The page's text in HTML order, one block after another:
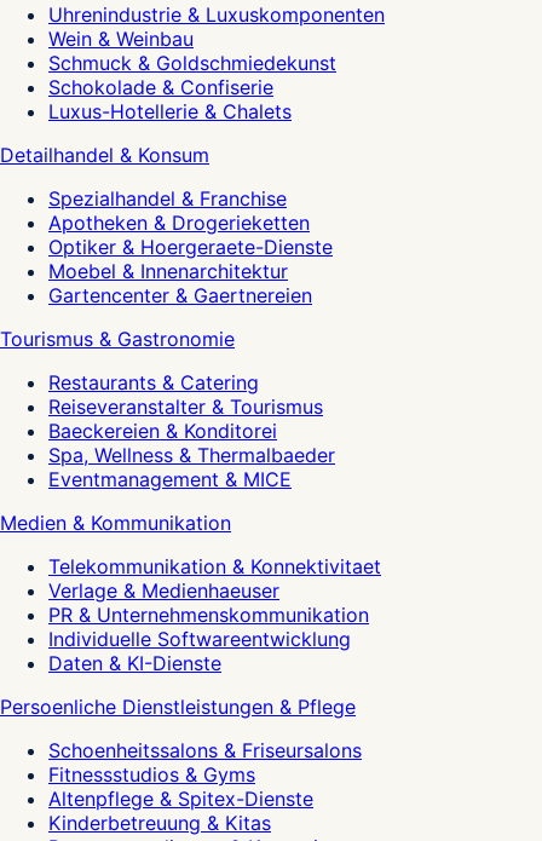
Uhrenindustrie & Luxuskomponenten
Wein & Weinbau
Schmuck & Goldschmiedekunst
Schokolade & Confiserie
Luxus-Hotellerie & Chalets
Detailhandel & Konsum
Spezialhandel & Franchise
Apotheken & Drogerieketten
Optiker & Hoergeraete-Dienste
Moebel & Innenarchitektur
Gartencenter & Gaertnereien
Tourismus & Gastronomie
Restaurants & Catering
Reiseveranstalter & Tourismus
Baeckereien & Konditorei
Spa, Wellness & Thermalbaeder
Eventmanagement & MICE
Medien & Kommunikation
Telekommunikation & Konnektivitaet
Verlage & Medienhaeuser
PR & Unternehmenskommunikation
Individuelle Softwareentwicklung
Daten & KI-Dienste
Persoenliche Dienstleistungen & Pflege
Schoenheitssalons & Friseursalons
Fitnessstudios & Gyms
Altenpflege & Spitex-Dienste
Kinderbetreuung & Kitas